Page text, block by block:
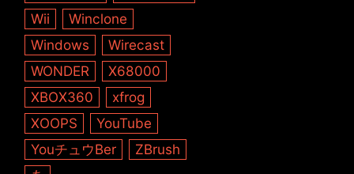
Wii
Winclone
Windows
Wirecast
WONDER
X68000
XBOX360
xfrog
XOOPS
YouTube
YouチュウBer
ZBrush